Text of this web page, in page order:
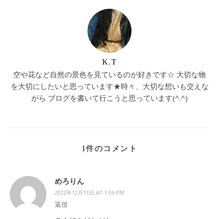
K.T
空や花など自然の景色を見ているのが好きです☆ 大切な物
を大切にしたいと思っています★時々、大切な想いも交えな
がら ブログを書いて行こうと思っています(^.^)
1件のコメント
めろりん
2022年12月13日 AT 1:06 PM
返信